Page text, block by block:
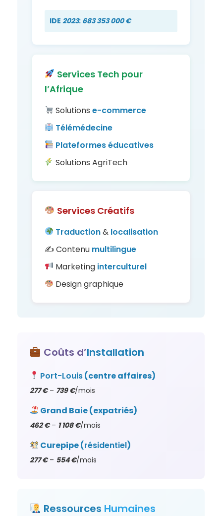
IDE 2023: 683 353 000 €
Services Tech pour
l’Afrique
Solutionse-commerce
Télémédecine
Plateformeséducatives
Solutions AgriTech
Services Créatifs
Traduction& localisation
✍️ Contenu multilingue
Marketing interculturel
Design graphique
Coûts d’Installation
Port-Louis(centre affaires)
277 €– 739 €/mois
Grand Baie (expatriés)
462 €– 1 108 €/mois
Curepipe (résidentiel)
277 €– 554 €/mois
Ressources Humaines